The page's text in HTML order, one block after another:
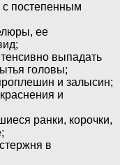
с постепенным
ее
выпадать
головы;
и залысин;
и
ранки, корочки,
в